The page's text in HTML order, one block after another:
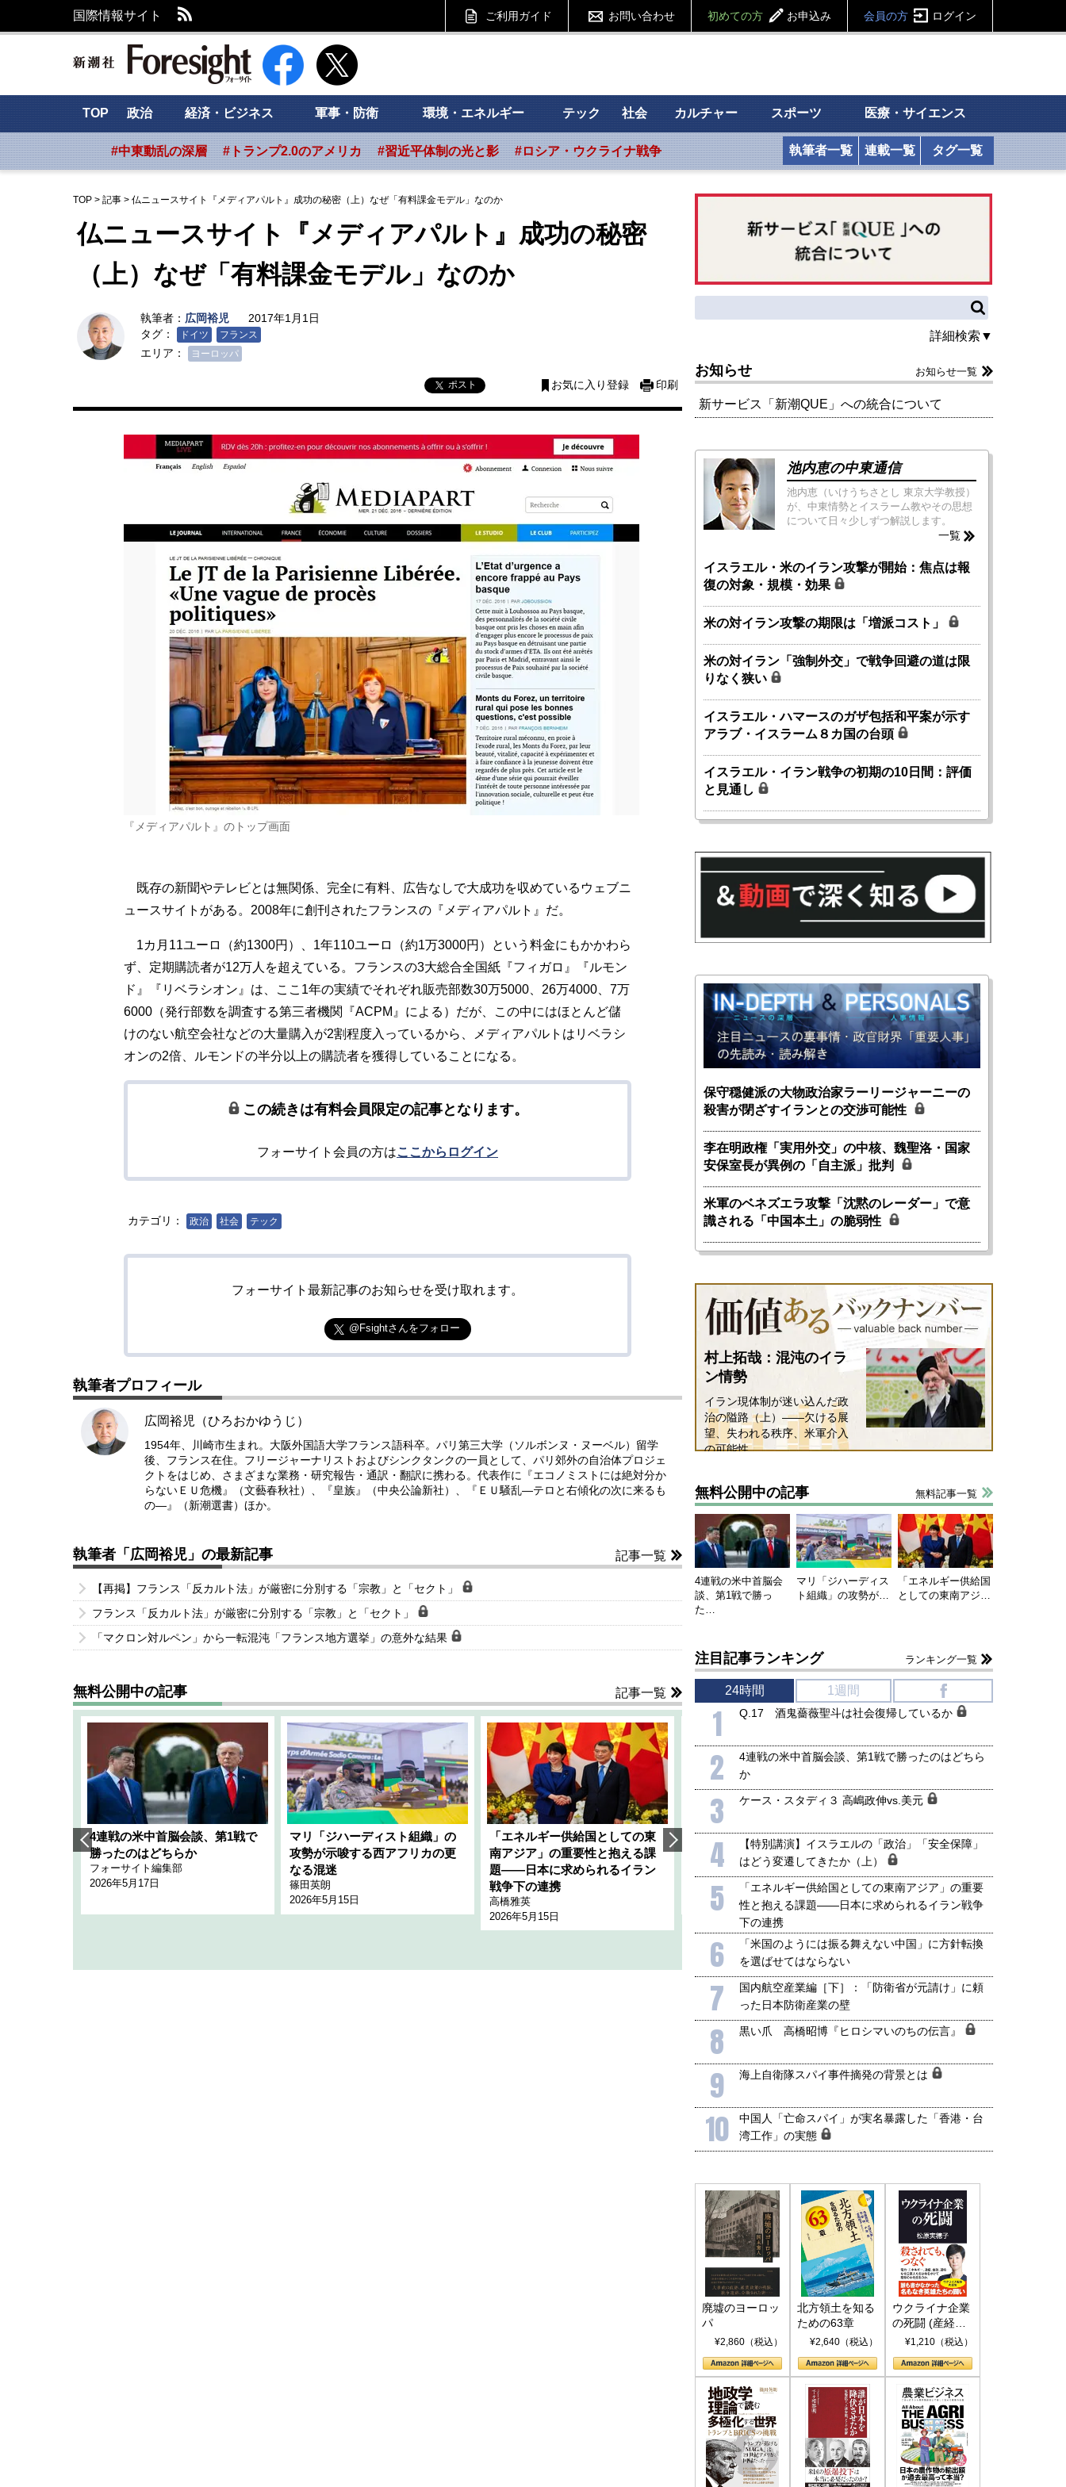
国際情報サイト ご利用ガイド お問い合わせ 初めての方 お申込み 会員の方 ログイン
新潮社 Foresight フォーサイト
TOP 政治 経済・ビジネス 軍事・防衛 環境・エネルギー テック 社会 カルチャー スポーツ 医療・サイエンス
#中東動乱の深層 #トランプ2.0のアメリカ #習近平体制の光と影 #ロシア・ウクライナ戦争 執筆者一覧 連載一覧 タグ一覧
TOP > 記事 > 仏ニュースサイト『メディアパルト』成功の秘密（上）なぜ「有料課金モデル」なのか
仏ニュースサイト『メディアパルト』成功の秘密
（上）なぜ「有料課金モデル」なのか
執筆者： 広岡裕児
2017年1月1日
タグ：
ドイツ フランス
エリア： ヨーロッパ
ポスト お気に入り登録 印刷
『メディアパルト』のトップ画面
既存の新聞やテレビとは無関係、完全に有料、広告なしで大成功を収めているウェブニ
ュースサイトがある。2008年に創刊されたフランスの『メディアパルト』だ。
1カ月11ユーロ（約1300円）、1年110ユーロ（約1万3000円）という料金にもかかわら
ず、定期購読者が12万人を超えている。フランスの3大総合全国紙『フィガロ』『ルモン
ド』『リベラシオン』は、ここ1年の実績でそれぞれ販売部数30万5000、26万4000、7万
6000（発行部数を調査する第三者機関『ACPM』による）だが、この中にはほとんど儲
けのない航空会社などの大量購入が2割程度入っているから、メディアパルトはリベラシ
オンの2倍、ルモンドの半分以上の購読者を獲得していることになる。
この続きは有料会員限定の記事となります。
フォーサイト会員の方はここからログイン
カテゴリ： 政治 社会 テック
フォーサイト最新記事のお知らせを受け取れます。
@Fsightさんをフォロー
執筆者プロフィール
広岡裕児（ひろおかゆうじ）
1954年、川崎市生まれ。大阪外国語大学フランス語科卒。パリ第三大学（ソルボンヌ・ヌーベル）留学
後、フランス在住。フリージャーナリストおよびシンクタンクの一員として、パリ郊外の自治体プロジェ
クトをはじめ、さまざまな業務・研究報告・通訳・翻訳に携わる。代表作に『エコノミストには絶対分か
らないＥＵ危機』（文藝春秋社）、『皇族』（中央公論新社）、『ＥＵ騒乱―テロと右傾化の次に来るも
の―』（新潮選書）ほか。
執筆者「広岡裕児」の最新記事 記事一覧
【再掲】フランス「反カルト法」が厳密に分別する「宗教」と「セクト」
フランス「反カルト法」が厳密に分別する「宗教」と「セクト」
「マクロン対ルペン」から一転混沌「フランス地方選挙」の意外な結果
無料公開中の記事 記事一覧
4連戦の米中首脳会談、第1戦で
勝ったのはどちらか
フォーサイト編集部
2026年5月17日
マリ「ジハーディスト組織」の
攻勢が示唆する西アフリカの更
なる混迷
篠田英朗
2026年5月15日
「エネルギー供給国としての東
南アジア」の重要性と抱える課
題――日本に求められるイラン
戦争下の連携
高橋雅英
2026年5月15日
韓国にも理解してほしい「極東
1905年体制」における日米韓安
全保障協力の意味
千々和泰明
2026年5月15日
ホルムズ海峡危機で加速したエ
ネルギー転換が「中国依存」に
行き着くリスク
小山堅
2026年5月14日
詳細検索▼
お知らせ お知らせ一覧
新サービス「新潮QUE」への統合について
池内恵の中東通信
池内恵（いけうちさとし 東京大学教授）
が、中東情勢とイスラーム教やその思想
について日々少しずつ解説します。
一覧
イスラエル・米のイラン攻撃が開始：焦点は報
復の対象・規模・効果
米の対イラン攻撃の期限は「増派コスト」
米の対イラン「強制外交」で戦争回避の道は限
りなく狭い
イスラエル・ハマースのガザ包括和平案が示す
アラブ・イスラーム８カ国の台頭
イスラエル・イラン戦争の初期の10日間：評価
と見通し
保守穏健派の大物政治家ラーリージャーニーの
殺害が閉ざすイランとの交渉可能性
李在明政権「実用外交」の中核、魏聖洛・国家
安保室長が異例の「自主派」批判
米軍のベネズエラ攻撃「沈黙のレーダー」で意
識される「中国本土」の脆弱性
村上拓哉：混沌のイラ
ン情勢
イラン現体制が迷い込んだ政
治の隘路（上）――欠ける展
望、失われる秩序、米軍介入
の可能性
無料公開中の記事 無料記事一覧
4連戦の米中首脳会
談、第1戦で勝っ
た…
マリ「ジハーディス
ト組織」の攻勢が…
「エネルギー供給国
としての東南アジ…
注目記事ランキング ランキング一覧
24時間 1週間
1 Q.17 酒鬼薔薇聖斗は社会復帰しているか
2
4連戦の米中首脳会談、第1戦で勝ったのはどちら
か
3 ケース・スタディ３ 高嶋政伸vs.美元
4
【特別講演】イスラエルの「政治」「安全保障」
はどう変遷してきたか（上）
5
「エネルギー供給国としての東南アジア」の重要
性と抱える課題――日本に求められるイラン戦争
下の連携
6
「米国のようには振る舞えない中国」に方針転換
を選ばせてはならない
7
国内航空産業編［下］：「防衛省が元請け」に頼
った日本防衛産業の壁
8 黒い爪 高橋昭博『ヒロシマいのちの伝言』
9 海上自衛隊スパイ事件摘発の背景とは
10
中国人「亡命スパイ」が実名暴露した「香港・台
湾工作」の実態
廃墟のヨーロッ
パ
¥2,860（税込）
北方領土を知る
ための63章
¥2,640（税込）
ウクライナ企業
の死闘 (産経セ
レクト S 039)
¥1,210（税込）